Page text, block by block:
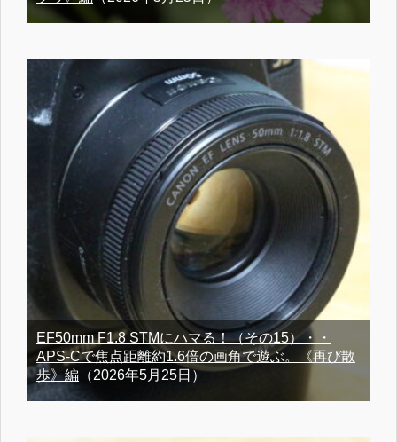
EF50mm F1.8 STMにハマる！（その15）・・
APS-Cで焦点距離約1.6倍の画角で遊ぶ。《再び散
歩》編 （2026年5月25日）